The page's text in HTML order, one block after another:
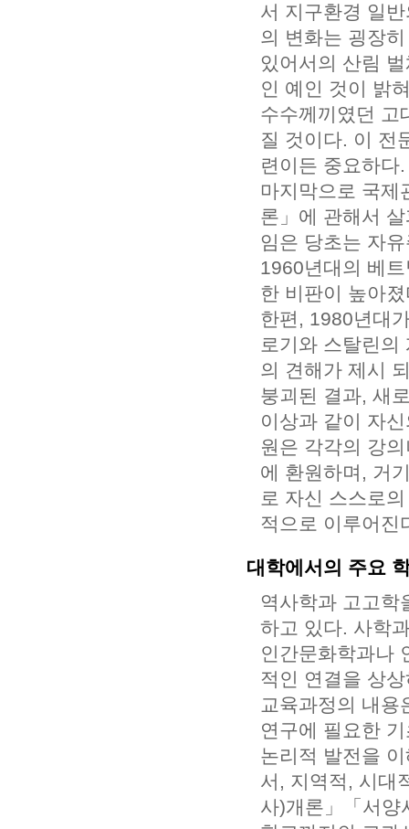
서 지구환경 일
의 변화는 굉장
있어서의 산림
인 예인 것이 밝
수수께끼였던 고
질 것이다. 이 전
련이든 중요하다.
마지막으로 국제
론」에 관해서
임은 당초는 자
1960년대의 베
한 비판이 높아
한편, 1980년대
로기와 스탈린의
의 견해가 제시
붕괴된 결과, 새
이상과 같이 자
원은 각각의 강
에 환원하며, 거
로 자신 스스로
적으로 이루어진
대학에서의 주요
역사학과 고고학
하고 있다. 사학
인간문화학과나
적인 연결을 상
교육과정의 내
연구에 필요한
논리적 발전을
서, 지역적, 시대
사)개론」「서양